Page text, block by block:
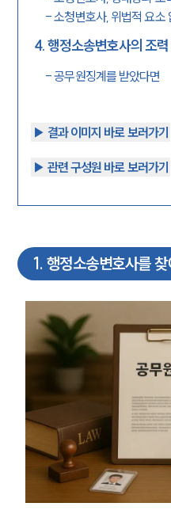
-소청변호사, 위법적 요소
4.행정소송변호사의 조
-공무원징계를 받았다면
▶︎ 결과 이미지 바로 보러가기
▶︎ 관련 구성원 바로 보러가기
1. 행정소송변호사를